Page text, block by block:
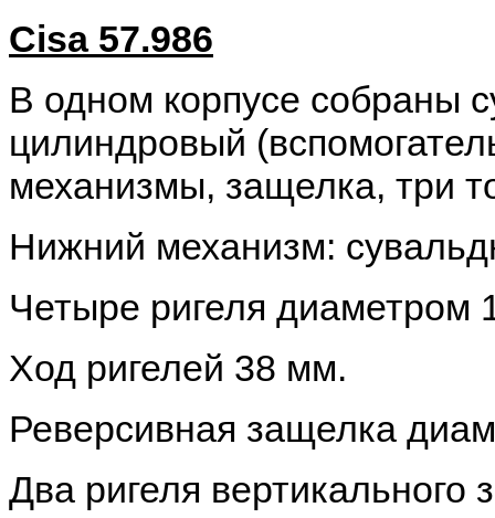
Cisa 57.986
В одном корпусе собраны
цилиндровый
механизмы, защелка, три
Нижний механизм:
Четыре ригеля диаметром
Ход ригелей 38 мм.
Реверсивная защелка
Два ригеля вертикального